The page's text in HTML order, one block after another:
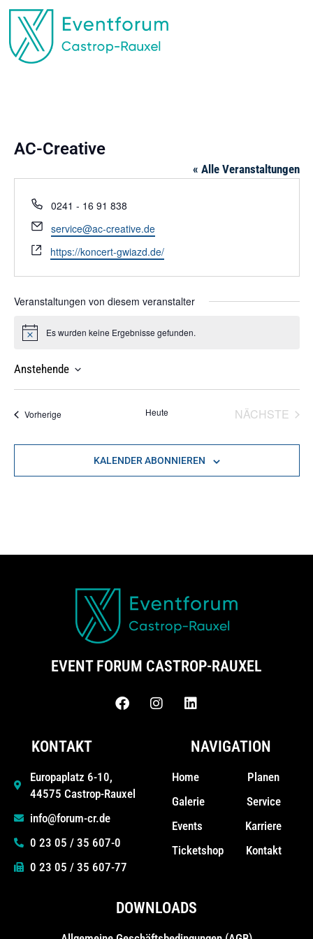
AC-Creative
« Alle Veranstaltungen
Telefon
0241 - 16 91 838
Email
service@ac-creative.de
Webseite
https://koncert-gwiazd.de/
Veranstaltungen von diesem veranstalter
HinweisEs wurden keine Ergebnisse gefunden.
Anstehende
VorherigeVeranstaltungen Heute NÄCHSTE
KALENDER ABONNIEREN
EVENT FORUM CASTROP-RAUXEL
KONTAKT
Europaplatz 6-10,
44575 Castrop-Rauxel
info@forum-cr.de
0 23 05 / 35 607-0
0 23 05 / 35 607-77
NAVIGATION
Home
Galerie
Events
Ticketshop
Planen
Service
Karriere
Kontakt
DOWNLOADS